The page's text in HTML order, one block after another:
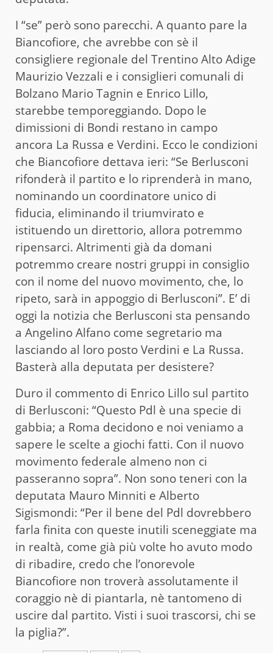
I “se” però sono parecchi. A quanto pare la
Biancofiore, che avrebbe con sè il
consigliere regionale del Trentino Alto Adige
Maurizio Vezzali e i consiglieri comunali di
Bolzano Mario Tagnin e Enrico Lillo,
starebbe temporeggiando. Dopo le
dimissioni di Bondi restano in campo
ancora La Russa e Verdini. Ecco le condizioni
che Biancofiore dettava ieri: “Se Berlusconi
rifonderà il partito e lo riprenderà in mano,
nominando un coordinatore unico di
fiducia, eliminando il triumvirato e
istituendo un direttorio, allora potremmo
ripensarci. Altrimenti già da domani
potremmo creare nostri gruppi in consiglio
con il nome del nuovo movimento, che, lo
ripeto, sarà in appoggio di Berlusconi”. E’ di
oggi la notizia che Berlusconi sta pensando
a Angelino Alfano come segretario ma
lasciando al loro posto Verdini e La Russa.
Basterà alla deputata per desistere?
Duro il commento di Enrico Lillo sul partito
di Berlusconi: “Questo Pdl è una specie di
gabbia; a Roma decidono e noi veniamo a
sapere le scelte a giochi fatti. Con il nuovo
movimento federale almeno non ci
passeranno sopra”. Non sono teneri con la
deputata Mauro Minniti e Alberto
Sigismondi: “Per il bene del Pdl dovrebbero
farla finita con queste inutili sceneggiate ma
in realtà, come già più volte ho avuto modo
di ribadire, credo che l’onorevole
Biancofiore non troverà assolutamente il
coraggio nè di piantarla, nè tantomeno di
uscire dal partito. Visti i suoi trascorsi, chi se
la piglia?”.